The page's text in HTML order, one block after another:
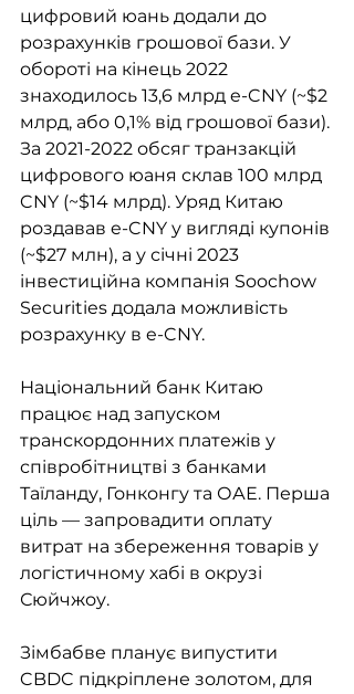
цифровий юань додали до
розрахунків грошової бази. У
обороті на кінець 2022
знаходилось 13,6 млрд e-CNY (~$2
млрд, або 0,1% від грошової бази).
За 2021-2022 обсяг транзакцій
цифрового юаня склав 100 млрд
CNY (~$14 млрд). Уряд Китаю
роздавав e-CNY у вигляді купонів
(~$27 млн), а у січні 2023
інвестиційна компанія Soochow
Securities додала можливість
розрахунку в e-CNY.
Національний банк Китаю
працює над запуском
транскордонних платежів у
співробітництві з банками
Таїланду, Гонконгу та ОАЕ. Перша
ціль — запровадити оплату
витрат на збереження товарів у
логістичному хабі в окрузі
Сюйчжоу.
Зімбабве планує випустити
CBDC підкріплене золотом, для